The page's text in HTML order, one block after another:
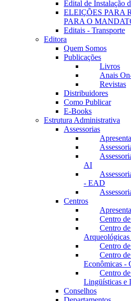
Edital de Instalação
ELEIÇÕES PARA
PARA O
Editais - Transporte
Editora
Quem Somos
Publicações
Livros
Anais
Revistas
Distribuidores
Como Publicar
E-Books
Estrutura Administrativa
Assessorias
AI
- EAD
Centros
Centro
Centro
Centro
Centro
Econômicas -
Centro
Lingüísticas e
Conselhos